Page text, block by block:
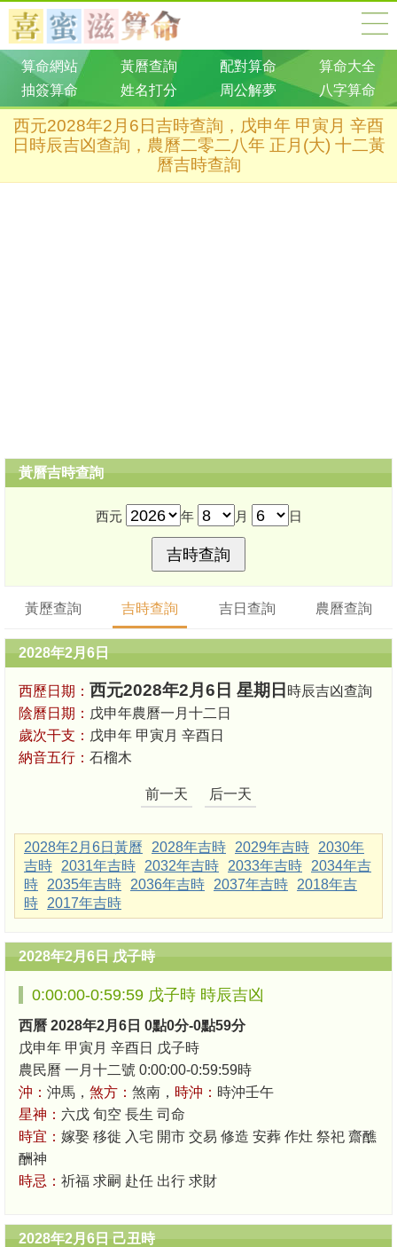
算命網站 黃曆查詢 配對算命
算命大全
抽簽算命
姓名打分 周公解夢 八字算命
西元2028年2月6日吉時查詢，戊申年 甲寅月 辛酉
日時辰吉凶查詢，農曆二零二八年 正月(大) 十二黃
曆吉時查詢
黃曆吉時查詢
西元 年 月 日
黃歷查詢 吉時查詢 吉日查詢 農曆查詢
2028年2月6日
西歷日期： 西元2028年2月6日 星期日 時辰吉凶查詢
陰曆日期： 戊申年農曆一月十二日
歲次干支： 戊申年 甲寅月 辛酉日
納音五行： 石榴木
前一天 后一天
2028年2月6日黃曆 2028年吉時 2029年吉時
2030年
吉時
2031年吉時 2032年吉時 2033年吉時
2034年吉
時
2035年吉時 2036年吉時 2037年吉時
2018年吉
時
2017年吉時
2028年2月6日 戊子時
0:00:00-0:59:59 戊子時 時辰吉凶
西曆 2028年2月6日 0點0分-0點59分
戊申年 甲寅月 辛酉日 戊子時
農民曆 一月十二號 0:00:00-0:59:59時
沖： 沖馬， 煞方： 煞南， 時沖： 時沖壬午
星神： 六戊 旬空 長生 司命
時宜： 嫁娶 移徙 入宅 開市 交易 修造 安葬 作灶 祭祀 齋醮
酬神
時忌： 祈福 求嗣 赴任 出行 求財
2028年2月6日 己丑時